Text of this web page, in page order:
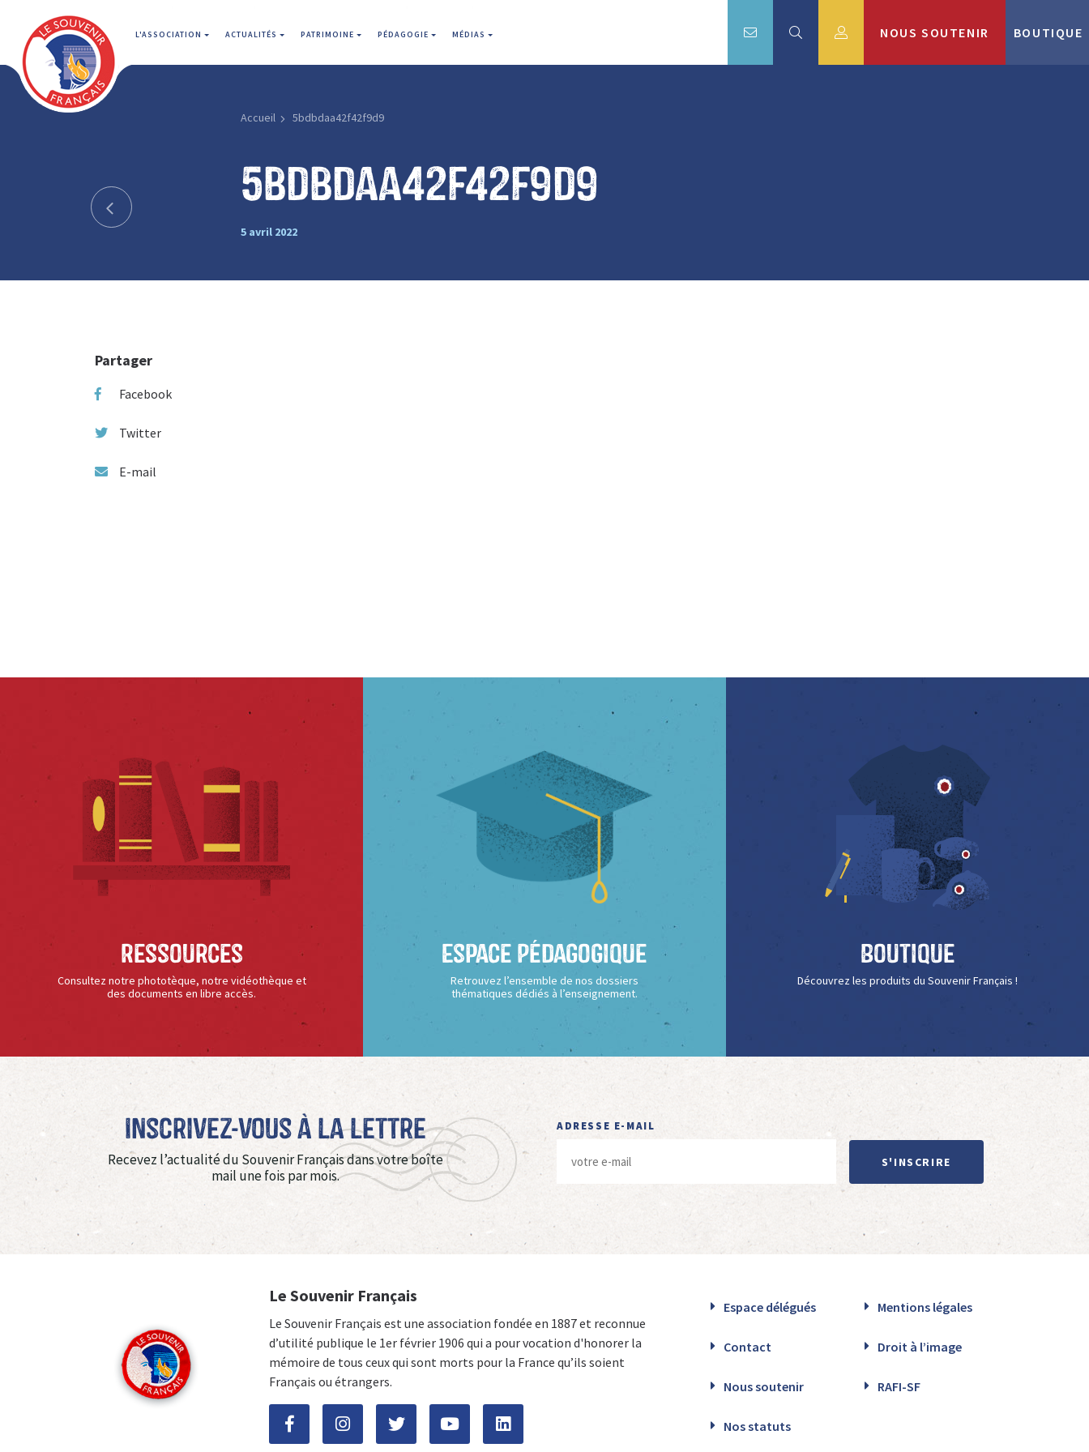
L'ASSOCIATION ACTUALITÉS PATRIMOINE PÉDAGOGIE MÉDIAS NOUS SOUTENIR BOUTIQUE
Accueil 5bdbdaa42f42f9d9
5bdbdaa42f42f9d9
5 avril 2022
Partager
Facebook
Twitter
E-mail
Ressources
Consultez notre phototèque, notre vidéothèque et
des documents en libre accès.
Espace Pédagogique
Retrouvez l’ensemble de nos dossiers
thématiques dédiés à l’enseignement.
Boutique
Découvrez les produits du Souvenir Français !
Inscrivez-vous à La Lettre
Recevez l’actualité du Souvenir Français dans votre boîte
mail une fois par mois.
ADRESSE E-MAIL
S'INSCRIRE
Le Souvenir Français
Le Souvenir Français est une association fondée en 1887 et reconnue
d’utilité publique le 1er février 1906 qui a pour vocation d'honorer la
mémoire de tous ceux qui sont morts pour la France qu’ils soient
Français ou étrangers.
Espace délégués Mentions légales
Contact Droit à l’image
Nous soutenir RAFI-SF
Nos statuts